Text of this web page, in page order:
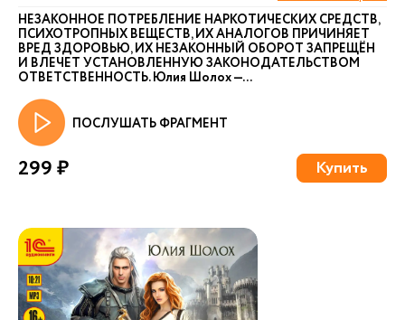
НЕЗАКОННОЕ ПОТРЕБЛЕНИЕ НАРКОТИЧЕСКИХ СРЕДСТВ,
ПСИХОТРОПНЫХ ВЕЩЕСТВ, ИХ АНАЛОГОВ ПРИЧИНЯЕТ
ВРЕД ЗДОРОВЬЮ, ИХ НЕЗАКОННЫЙ ОБОРОТ ЗАПРЕЩЁН
И ВЛЕЧЕТ УСТАНОВЛЕННУЮ ЗАКОНОДАТЕЛЬСТВОМ
ОТВЕТСТВЕННОСТЬ. Юлия Шолох —...
ПОСЛУШАТЬ ФРАГМЕНТ
299 ₽ Купить